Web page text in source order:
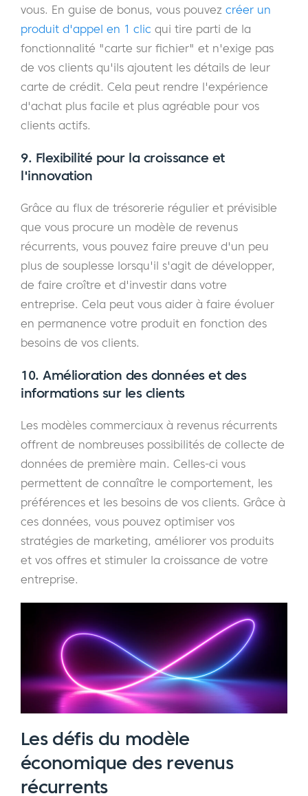
vous. En guise de bonus, vous pouvez créer un
produit d'appel en 1 clic qui tire parti de la
fonctionnalité "carte sur fichier" et n'exige pas
de vos clients qu'ils ajoutent les détails de leur
carte de crédit. Cela peut rendre l'expérience
d'achat plus facile et plus agréable pour vos
clients actifs.
9. Flexibilité pour la croissance et
l'innovation
Grâce au flux de trésorerie régulier et prévisible
que vous procure un modèle de revenus
récurrents, vous pouvez faire preuve d'un peu
plus de souplesse lorsqu'il s'agit de développer,
de faire croître et d'investir dans votre
entreprise. Cela peut vous aider à faire évoluer
en permanence votre produit en fonction des
besoins de vos clients.
10. Amélioration des données et des
informations sur les clients
Les modèles commerciaux à revenus récurrents
offrent de nombreuses possibilités de collecte de
données de première main. Celles-ci vous
permettent de connaître le comportement, les
préférences et les besoins de vos clients. Grâce à
ces données, vous pouvez optimiser vos
stratégies de marketing, améliorer vos produits
et vos offres et stimuler la croissance de votre
entreprise.
Les défis du modèle
économique des revenus
récurrents